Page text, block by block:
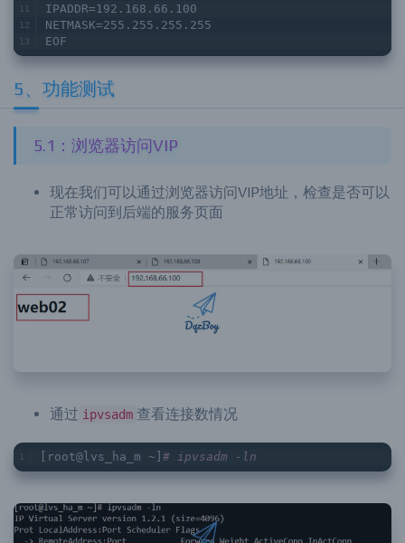
IPADDR=192.168.66.100
NETMASK=255.255.255.255
EOF
5、功能测试
5.1：浏览器访问VIP
现在我们可以通过浏览器访问VIP地址，检查是否可以
正常访问到后端的服务页面
通过 ipvsadm 查看连接数情况
[root@lvs_ha_m ~] # ipvsadm -ln